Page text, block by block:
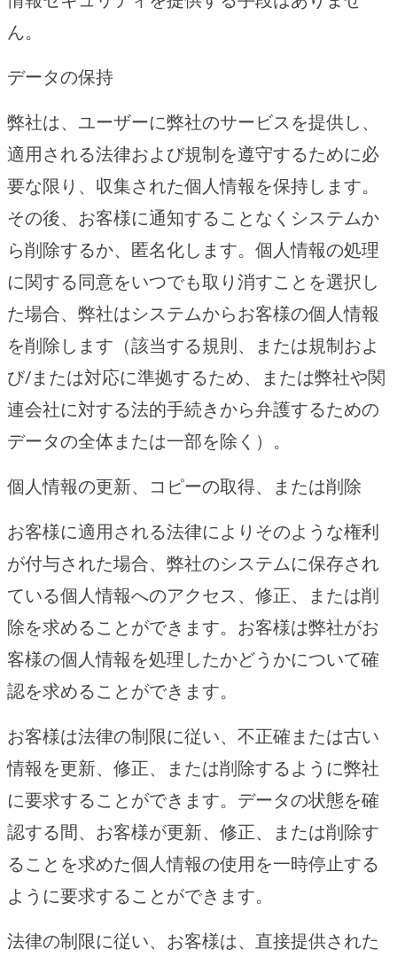
ん。
データの保持
弊社は、ユーザーに弊社のサービスを提供し、
適用される法律および規制を遵守するために必
要な限り、収集された個人情報を保持します。
その後、お客様に通知することなくシステムか
ら削除するか、匿名化します。個人情報の処理
に関する同意をいつでも取り消すことを選択し
た場合、弊社はシステムからお客様の個人情報
を削除します（該当する規則、または規制およ
び/または対応に準拠するため、または弊社や関
連会社に対する法的手続きから弁護するための
データの全体または一部を除く）。
個人情報の更新、コピーの取得、または削除
お客様に適用される法律によりそのような権利
が付与された場合、弊社のシステムに保存され
ている個人情報へのアクセス、修正、または削
除を求めることができます。お客様は弊社がお
客様の個人情報を処理したかどうかについて確
認を求めることができます。
お客様は法律の制限に従い、不正確または古い
情報を更新、修正、または削除するように弊社
に要求することができます。データの状態を確
認する間、お客様が更新、修正、または削除す
ることを求めた個人情報の使用を一時停止する
ように要求することができます。
法律の制限に従い、お客様は、直接提供された